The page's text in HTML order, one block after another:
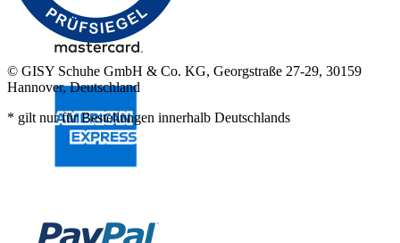
© GISY Schuhe GmbH & Co. KG, Georgstraße 27-29, 30159
Hannover, Deutschland
* gilt nur für Bestellungen innerhalb Deutschlands